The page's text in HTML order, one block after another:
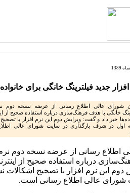
افزار جدید فیلترینگ خانگی برای
شورای عالی اطلاع رسانی از عرضه نسخه دوم
خانگی با هدف فرهنگ‌سازی درباره استفاده صحیح از
خبر داد و گفت: ویرایش دوم این نرم افزار با
اول در شرف بارگذاری در سایت شورای عالی
اطلاع رسانی از عرضه نسخه دوم نرم
درباره استفاده صحیح از
دوم این نرم افزار با تصحیح
شورای عالی اطلاع رسانی است.